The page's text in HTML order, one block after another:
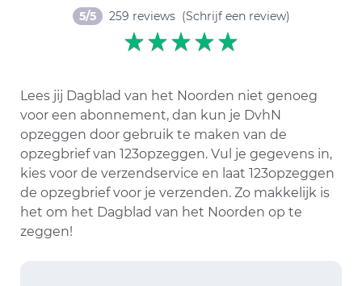
5/5 259 reviews (Schrijf een review)
Lees jij Dagblad van het Noorden niet genoeg
voor een abonnement, dan kun je DvhN
opzeggen door gebruik te maken van de
opzegbrief van 123opzeggen. Vul je gegevens in,
kies voor de verzendservice en laat 123opzeggen
de opzegbrief voor je verzenden. Zo makkelijk is
het om het Dagblad van het Noorden op te
zeggen!